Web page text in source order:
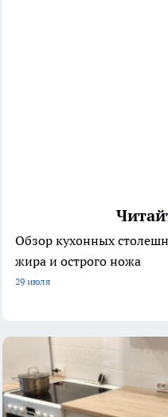
Обзор кухонных
жира и острого ножа
29 июля